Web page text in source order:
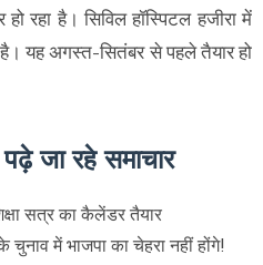
रहा है। सिविल हॉस्पिटल हजीरा में
यह अगस्त-सितंबर से पहले तैयार हो
जा रहे समाचार
सत्र का कैलेंडर तैयार
में भाजपा का चेहरा नहीं होंगे!